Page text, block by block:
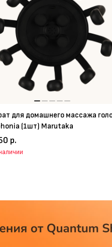
для домашнего массажа
(1шт) Marutaka
р.